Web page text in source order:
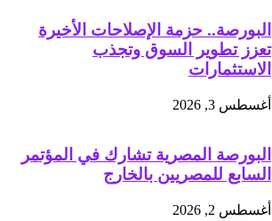
البورصة.. حزمة الإصلاحات الأخيرة
تعزز تطوير السوق وتجذب
الاستثمارات
أغسطس 3, 2026
البورصة المصرية تشارك في المؤتمر
السابع للمصريين بالخارج
أغسطس 2, 2026